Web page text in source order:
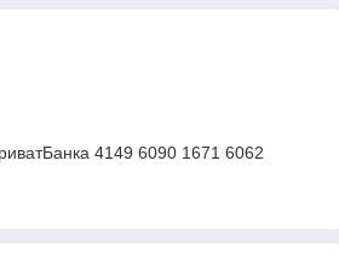
4149 6090 1671 6062